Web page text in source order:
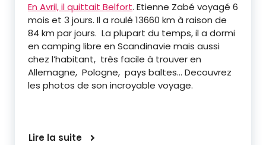
En Avril, il quittait Belfort. Etienne Zabé voyagé 6
mois et 3 jours. Il a roulé 13660 km à raison de
84 km par jours. La plupart du temps, il a dormi
en camping libre en Scandinavie mais aussi
chez l’habitant, très facile à trouver en
Allemagne, Pologne, pays baltes… Decouvrez
les photos de son incroyable voyage.
Lire la suite